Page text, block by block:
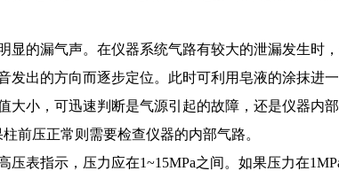
的漏气声。在仪器系统气路有较大的泄漏发生时，
出的方向而逐步定位。此时可利用皂液的涂抹进
小，可迅速判断是气源引起的故障，还是仪器内
前压正常则需要检查仪器的内部气路。
指示，压力应在1~15MPa之间。如果压力在